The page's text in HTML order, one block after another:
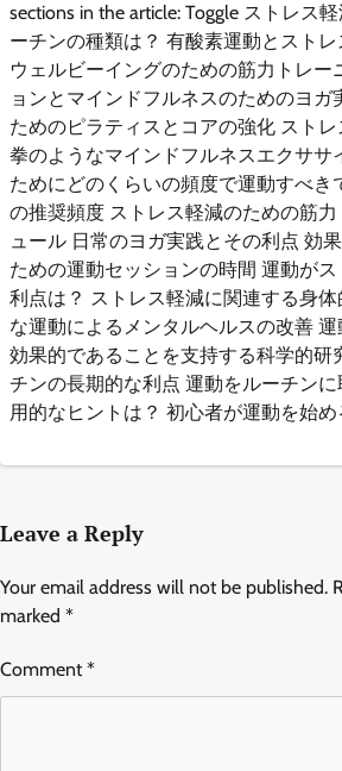
sections in the article: Toggle ストレス
ーチンの種類は？ 有酸素運動とスト
ウェルビーイングのための筋力トレー
ョンとマインドフルネスのためのヨガ
ためのピラティスとコアの強化 スト
拳のようなマインドフルネスエクササ
ためにどのくらいの頻度で運動すべき
の推奨頻度 ストレス軽減のための筋
ュール 日常のヨガ実践とその利点 効
ための運動セッションの時間 運動が
利点は？ ストレス軽減に関連する身
な運動によるメンタルヘルスの改善
効果的であることを支持する科学的研
チンの長期的な利点 運動をルーチン
用的なヒントは？ 初心者が運動を始
Leave a Reply
Your email address will not be published.
marked *
Comment*